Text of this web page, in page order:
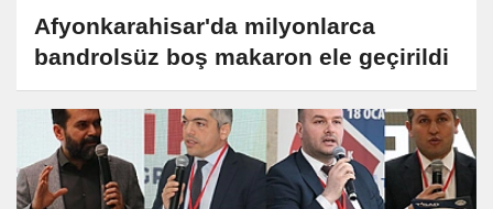
Afyonkarahisar'da milyonlarca
bandrolsüz boş makaron ele geçirildi